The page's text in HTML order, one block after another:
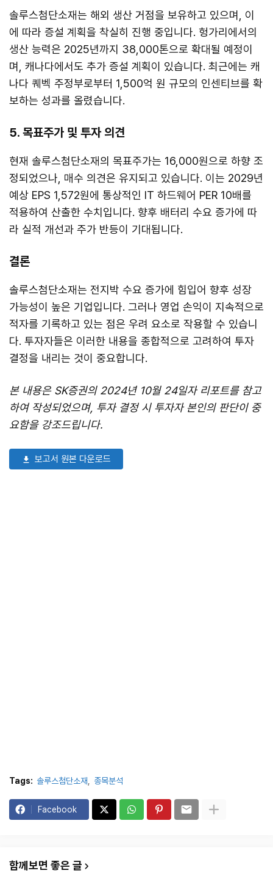
솔루스첨단소재는 해외 생산 거점을 보유하고 있으며, 이
에 따라 증설 계획을 착실히 진행 중입니다. 헝가리에서의
생산 능력은 2025년까지 38,000톤으로 확대될 예정이
며, 캐나다에서도 추가 증설 계획이 있습니다. 최근에는 캐
나다 퀘벡 주정부로부터 1,500억 원 규모의 인센티브를 확
보하는 성과를 올렸습니다.
5. 목표주가 및 투자 의견
현재 솔루스첨단소재의 목표주가는 16,000원으로 하향 조
정되었으나, 매수 의견은 유지되고 있습니다. 이는 2029년
예상 EPS 1,572원에 통상적인 IT 하드웨어 PER 10배를
적용하여 산출한 수치입니다. 향후 배터리 수요 증가에 따
라 실적 개선과 주가 반등이 기대됩니다.
결론
솔루스첨단소재는 전지박 수요 증가에 힘입어 향후 성장
가능성이 높은 기업입니다. 그러나 영업 손익이 지속적으로
적자를 기록하고 있는 점은 우려 요소로 작용할 수 있습니
다. 투자자들은 이러한 내용을 종합적으로 고려하여 투자
결정을 내리는 것이 중요합니다.
본 내용은 SK증권의 2024년 10월 24일자 리포트를 참고
하여 작성되었으며, 투자 결정 시 투자자 본인의 판단이 중
요함을 강조드립니다.
보고서 원본 다운로드
Tags: 솔루스첨단소재 종목분석
Facebook
함께보면 좋은 글